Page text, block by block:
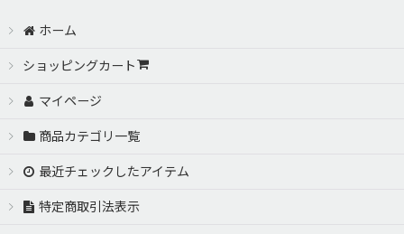
ホーム
ショッピングカート
マイページ
商品カテゴリ一覧
最近チェックしたアイテム
特定商取引法表示